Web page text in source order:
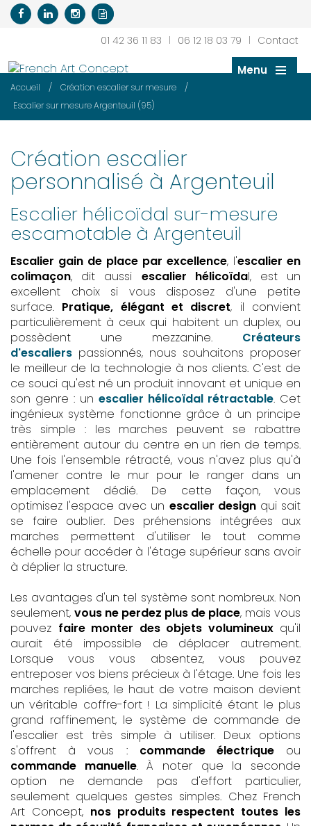
01 42 36 11 83 | 06 12 18 03 79 | Contact
Menu
Accueil / Création escalier sur mesure /
Escalier sur mesure Argenteuil (95)
Création escalier
personnalisé à Argenteuil
Escalier hélicoïdal sur-mesure
escamotable à Argenteuil
Escalier gain de place par excellence, l'escalier en
colimaçon, dit aussi escalier hélicoïdal, est un
excellent choix si vous disposez d'une petite
surface. Pratique, élégant et discret, il convient
particulièrement à ceux qui habitent un duplex, ou
possèdent une mezzanine. Créateurs
d'escaliers passionnés, nous souhaitons proposer
le meilleur de la technologie à nos clients. C'est de
ce souci qu'est né un produit innovant et unique en
son genre : un escalier hélicoïdal rétractable. Cet
ingénieux système fonctionne grâce à un principe
très simple : les marches peuvent se rabattre
entièrement autour du centre en un rien de temps.
Une fois l'ensemble rétracté, vous n'avez plus qu'à
l'amener contre le mur pour le ranger dans un
emplacement dédié. De cette façon, vous
optimisez l'espace avec un escalier designqui sait
se faire oublier. Des préhensions intégrées aux
marches permettent d'utiliser le tout comme
échelle pour accéder à l'étage supérieur sans avoir
à déplier la structure.
Les avantages d'un tel système sont nombreux. Non
seulement, vous ne perdez plus de place, mais vous
pouvez faire monter des objets volumineuxqu'il
aurait été impossible de déplacer autrement.
Lorsque vous vous absentez, vous pouvez
entreposer vos biens précieux à l'étage. Une fois les
marches repliées, le haut de votre maison devient
un véritable coffre-fort ! La simplicité étant le plus
grand raffinement, le système de commande de
l'escalier est très simple à utiliser. Deux options
s'offrent à vous : commande électriqueou
commande manuelle. À noter que la seconde
option ne demande pas d'effort particulier,
seulement quelques gestes simples. Chez French
Art Concept, nos produits respectent toutes les